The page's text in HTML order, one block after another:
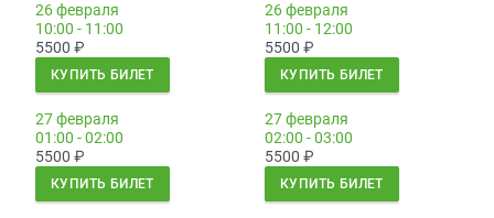
26 февраля
10:00 - 11:00
5500 ₽
КУПИТЬ БИЛЕТ
26 февраля
11:00 - 12:00
5500 ₽
КУПИТЬ БИЛЕТ
27 февраля
01:00 - 02:00
5500 ₽
КУПИТЬ БИЛЕТ
27 февраля
02:00 - 03:00
5500 ₽
КУПИТЬ БИЛЕТ